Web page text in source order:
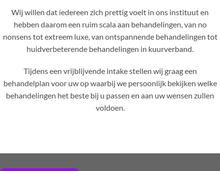
Wij willen dat iedereen zich prettig voelt in ons instituut en
hebben daarom een ruim scala aan behandelingen, van no
nonsens tot extreem luxe, van ontspannende behandelingen tot
huidverbeterende behandelingen in kuurverband.
Tijdens een vrijblijvende intake stellen wij graag een
behandelplan voor uw op waarbij we persoonlijk bekijken welke
behandelingen het beste bij u passen en aan uw wensen zullen
voldoen.